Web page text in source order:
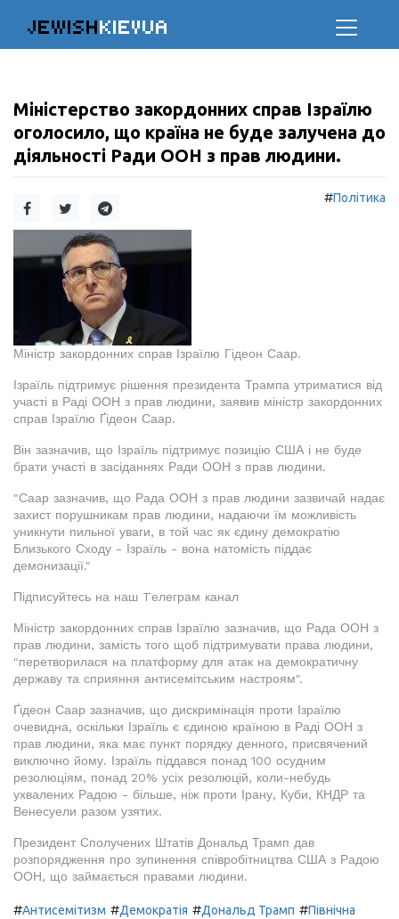
JEWISHKIEVUA
Міністерство закордонних справ Ізраїлю
оголосило, що країна не буде залучена до
діяльності Ради ООН з прав людини.
#Політика
Міністр закордонних справ Ізраїлю Гідеон Саар.
Ізраїль підтримує рішення президента Трампа утриматися від
участі в Раді ООН з прав людини, заявив міністр закордонних
справ Ізраїлю Ґідеон Саар.
Він зазначив, що Ізраїль підтримує позицію США і не буде
брати участі в засіданнях Ради ООН з прав людини.
"Саар зазначив, що Рада ООН з прав людини зазвичай надає
захист порушникам прав людини, надаючи їм можливість
уникнути пильної уваги, в той час як єдину демократію
Близького Сходу - Ізраїль - вона натомість піддає
демонизації."
Підписуйтесь на наш Tелеграм канал
Міністр закордонних справ Ізраїлю зазначив, що Рада ООН з
прав людини, замість того щоб підтримувати права людини,
"перетворилася на платформу для атак на демократичну
державу та сприяння антисемітським настроям".
Ґідеон Саар зазначив, що дискримінація проти Ізраїлю
очевидна, оскільки Ізраїль є єдиною країною в Раді ООН з
прав людини, яка має пункт порядку денного, присвячений
виключно йому. Ізраїль піддався понад 100 осудним
резолюціям, понад 20% усіх резолюцій, коли-небудь
ухвалених Радою - більше, ніж проти Ірану, Куби, КНДР та
Венесуели разом узятих.
Президент Сполучених Штатів Дональд Трамп дав
розпорядження про зупинення співробітництва США з Радою
ООН, що займається правами людини.
#Антисемітизм #Демократія #Дональд Трамп #Північна